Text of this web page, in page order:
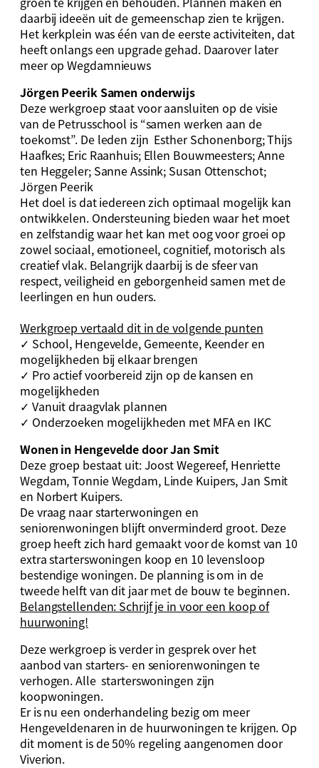
daarbij ideeën uit de gemeenschap zien te krijgen.
Het kerkplein was één van de eerste activiteiten, dat
heeft onlangs een upgrade gehad. Daarover later
meer op Wegdamnieuws
Jörgen Peerik Samen onderwijs
Deze werkgroep staat voor aansluiten op de visie
van de Petrusschool is “samen werken aan de
toekomst”. De leden zijn Esther Schonenborg; Thijs
Haafkes; Eric Raanhuis; Ellen Bouwmeesters; Anne
ten Heggeler; Sanne Assink; Susan Ottenschot;
Jörgen Peerik
Het doel is dat iedereen zich optimaal mogelijk kan
ontwikkelen. Ondersteuning bieden waar het moet
en zelfstandig waar het kan met oog voor groei op
zowel sociaal, emotioneel, cognitief, motorisch als
creatief vlak. Belangrijk daarbij is de sfeer van
respect, veiligheid en geborgenheid samen met de
leerlingen en hun ouders.
Werkgroep vertaald dit in de volgende punten
✓ School, Hengevelde, Gemeente, Keender en
mogelijkheden bij elkaar brengen
✓ Pro actief voorbereid zijn op de kansen en
mogelijkheden
✓ Vanuit draagvlak plannen
✓ Onderzoeken mogelijkheden met MFA en IKC
Wonen in Hengevelde door Jan Smit
Deze groep bestaat uit: Joost Wegereef, Henriette
Wegdam, Tonnie Wegdam, Linde Kuipers, Jan Smit
en Norbert Kuipers.
De vraag naar starterwoningen en
seniorenwoningen blijft onverminderd groot. Deze
groep heeft zich hard gemaakt voor de komst van 10
extra starterswoningen koop en 10 levensloop
bestendige woningen. De planning is om in de
tweede helft van dit jaar met de bouw te beginnen.
Belangstellenden: Schrijf je in voor een koop of
huurwoning!
Deze werkgroep is verder in gesprek over het
aanbod van starters- en seniorenwoningen te
verhogen. Alle starterswoningen zijn
koopwoningen.
Er is nu een onderhandeling bezig om meer
Hengeveldenaren in de huurwoningen te krijgen. Op
dit moment is de 50% regeling aangenomen door
Viverion.